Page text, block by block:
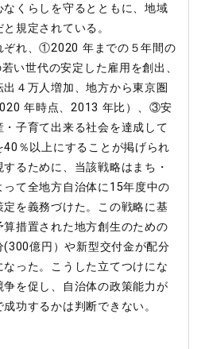
くらしを守るとともに、地域
規定されている。
れ、①2020 年までの５年間の
い世代の安定した雇用を創出、
４万人増加、地方から東京圏
年時点、2013 年比）、③安
子育て出来る社会を達成して
％以上にすることが掲げられ
るために、当該戦略はまち・
て全地方自治体に15年度中の
を義務づけた。この戦略に基
措置された地方創生のための
億円）や新型交付金が配分
った。こうした立てつけにな
を促し、自治体の政策能力が
功するかは判断できない。